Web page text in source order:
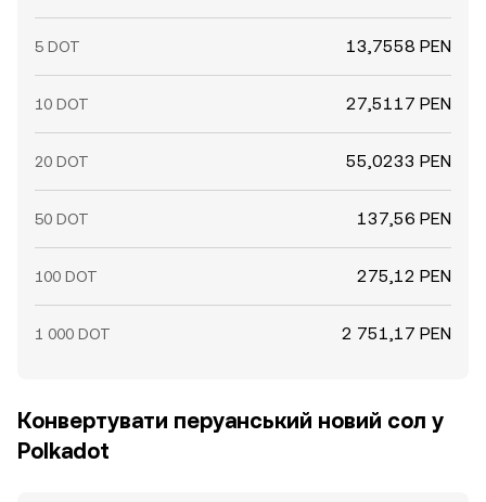
5 DOT 13,7558 PEN
10 DOT 27,5117 PEN
20 DOT 55,0233 PEN
50 DOT 137,56 PEN
100 DOT 275,12 PEN
1 000 DOT 2 751,17 PEN
Конвертувати перуанський новий сол у
Polkadot